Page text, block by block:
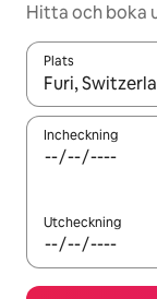
Hitta och boka
Plats
När resultaten
Incheckning
Utcheckning